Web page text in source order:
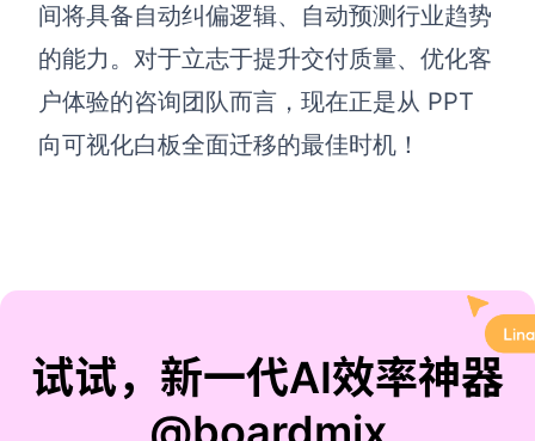
间将具备自动纠偏逻辑、自动预测行业趋势
的能力。对于立志于提升交付质量、优化客
户体验的咨询团队而言，现在正是从 PPT
向可视化白板全面迁移的最佳时机！
试试，新一代AI效率神器